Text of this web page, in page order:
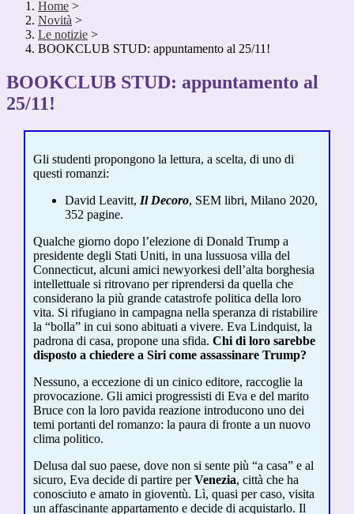
Home >
Novità >
Le notizie >
BOOKCLUB STUD: appuntamento al 25/11!
BOOKCLUB STUD: appuntamento al
25/11!
Gli studenti propongono la lettura, a scelta, di uno di
questi romanzi:
David Leavitt, Il Decoro, SEM libri, Milano 2020,
352 pagine.
Qualche giorno dopo l’elezione di Donald Trump a
presidente degli Stati Uniti, in una lussuosa villa del
Connecticut, alcuni amici newyorkesi dell’alta borghesia
intellettuale si ritrovano per riprendersi da quella che
considerano la più grande catastrofe politica della loro
vita. Si rifugiano in campagna nella speranza di ristabilire
la “bolla” in cui sono abituati a vivere. Eva Lindquist, la
padrona di casa, propone una sfida. Chi di loro sarebbe
disposto a chiedere a Siri come assassinare Trump?
Nessuno, a eccezione di un cinico editore, raccoglie la
provocazione. Gli amici progressisti di Eva e del marito
Bruce con la loro pavida reazione introducono uno dei
temi portanti del romanzo: la paura di fronte a un nuovo
clima politico.
Delusa dal suo paese, dove non si sente più “a casa” e al
sicuro, Eva decide di partire perVenezia, città che ha
conosciuto e amato in gioventù. Lì, quasi per caso, visita
un affascinante appartamento e decide di acquistarlo. Il